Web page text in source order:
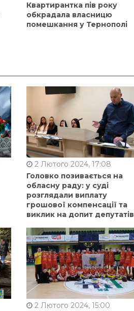
Квартирантка пів року
обкрадала власницю
помешкання у Тернополі
2 Лютого 2024, 17:08
Головко позивається на
обласну раду: у суді
розглядали виплату
грошової компенсації та
виклик на допит депутатів
2 Лютого 2024, 15:00